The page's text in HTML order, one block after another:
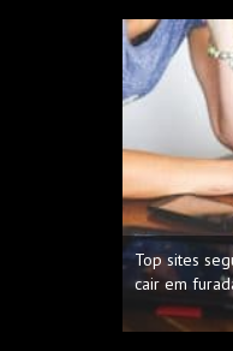
Top sites
cair em